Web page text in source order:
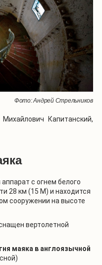
Фото: Андрей Стрельников
Капитанский,
с огнем белого
28 км (15 М) и находится
сооружении на высоте
вертолетной
маяка в англоязычной